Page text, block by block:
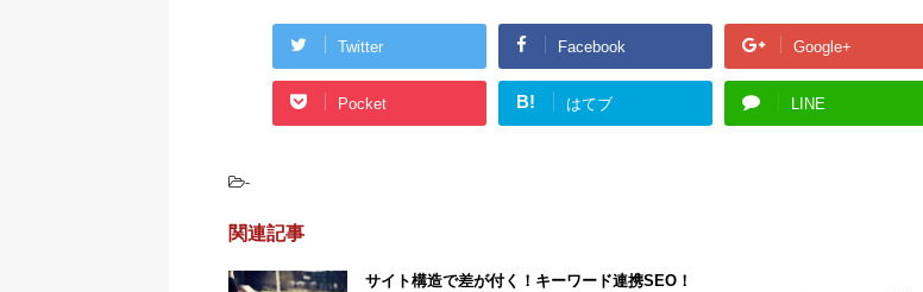
Twitter Facebook Google+
Pocket B! はてブ LINE
-
関連記事
サイト構造で差が付く！キーワード連携SEO！